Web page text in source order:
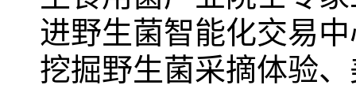
进野生菌智能化交易
挖掘野生菌采摘体验